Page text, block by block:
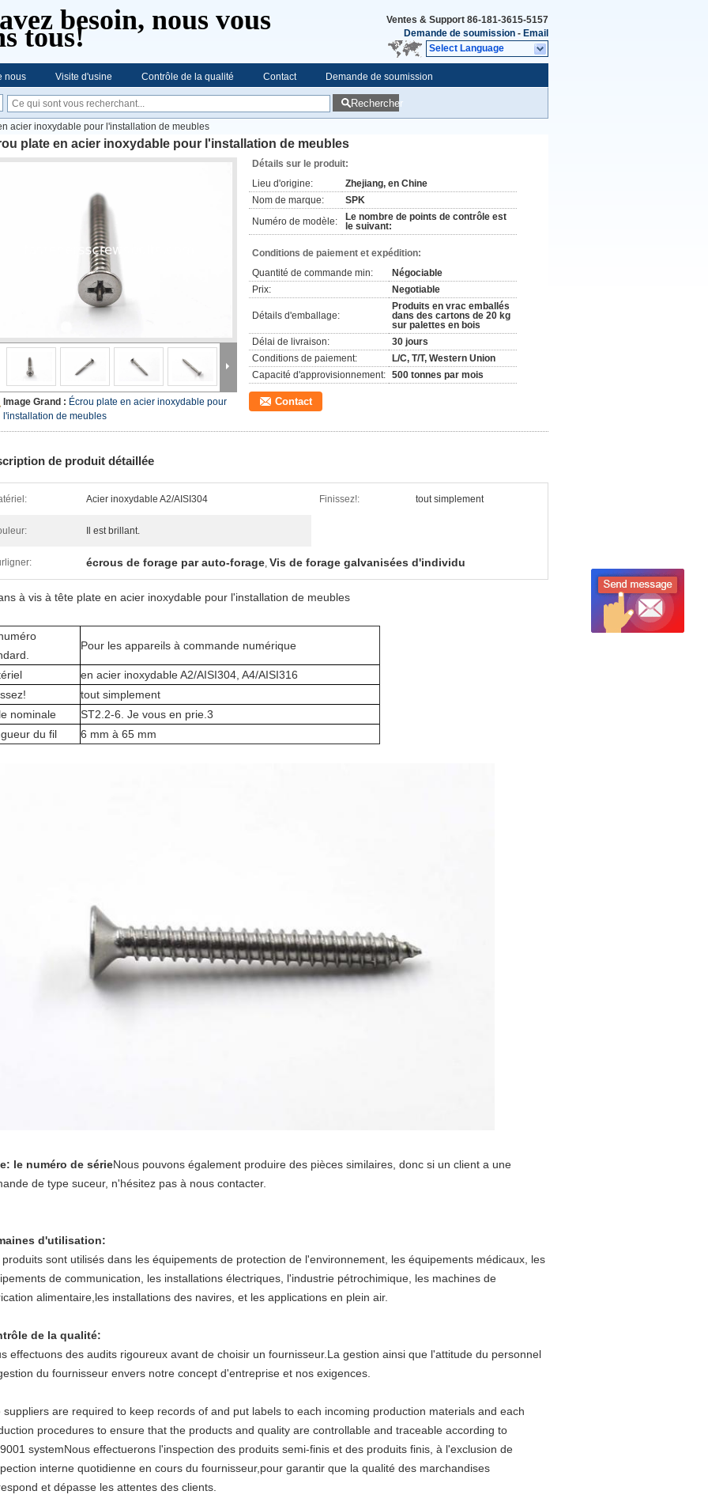
besoin, nous vous
tous!
Ventes & Support 86-181-3615-5157
Demande de soumission - Email
Select Language
nous Visite d'usine Contrôle de la qualité Contact Demande de soumission
Rechercher
acier inoxydable pour l'installation de meubles
plate en acier inoxydable pour l'installation de meubles
Image Grand : Écrou plate en acier inoxydable pour
l'installation de meubles
Détails sur le produit:
Lieu d'origine:
Zhejiang, en Chine
Nom de marque:
SPK
Numéro de modèle:
Le nombre de points de contrôle est
le suivant:
Conditions de paiement et expédition:
Quantité de commande min:
Négociable
Prix:
Negotiable
Détails d'emballage:
Produits en vrac emballés
dans des cartons de 20 kg
sur palettes en bois
Délai de livraison:
30 jours
Conditions de paiement:
L/C, T/T, Western Union
Capacité d'approvisionnement: 500 tonnes par mois
Contact
de produit détaillée
Acier inoxydable A2/AISI304 Finissez!: tout simplement
Il est brillant.
écrous de forage par auto-forage, Vis de forage galvanisées d'individu
à vis à tête plate en acier inoxydable pour l'installation de meubles
Pour les appareils à commande numérique
en acier inoxydable A2/AISI304, A4/AISI316
tout simplement
nominale
ST2.2-6. Je vous en prie.3
du fil
6 mm à 65 mm
le numéro de sérieNous pouvons également produire des pièces similaires, donc si un client a une
de type suceur, n'hésitez pas à nous contacter.
d'utilisation:
produits sont utilisés dans les équipements de protection de l'environnement, les équipements médicaux, les
de communication, les installations électriques, l'industrie pétrochimique, les machines de
alimentaire,les installations des navires, et les applications en plein air.
de la qualité:
effectuons des audits rigoureux avant de choisir un fournisseur.La gestion ainsi que l'attitude du personnel
du fournisseur envers notre concept d'entreprise et nos exigences.
suppliers are required to keep records of and put labels to each incoming production materials and each
procedures to ensure that the products and quality are controllable and traceable according to
systemNous effectuerons l'inspection des produits semi-finis et des produits finis, à l'exclusion de
interne quotidienne en cours du fournisseur,pour garantir que la qualité des marchandises
et dépasse les attentes des clients.